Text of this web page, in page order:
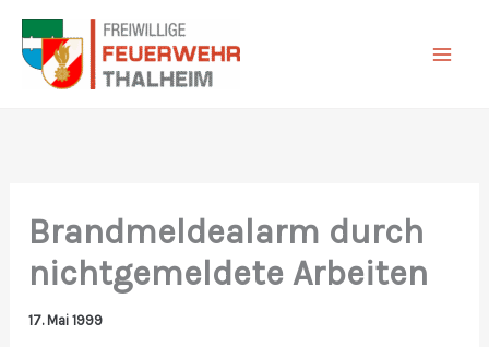
Zum
Inhalt
springen
Brandmeldealarm durch
nichtgemeldete Arbeiten
17. Mai 1999